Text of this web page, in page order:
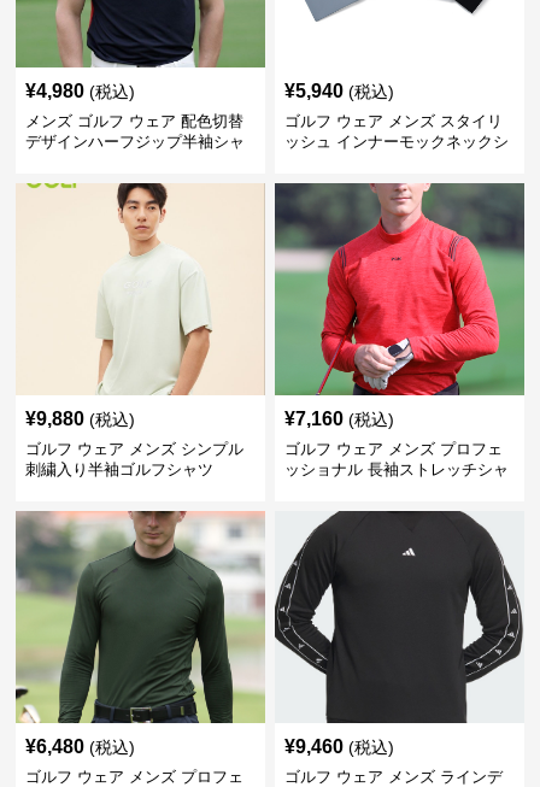
¥4,980 (税込)
メンズ ゴルフ ウェア 配色切替
デザインハーフジップ半袖シャ
¥5,940 (税込)
ゴルフ ウェア メンズ スタイリ
ッシュ インナーモックネックシ
¥9,880 (税込)
ゴルフ ウェア メンズ シンプル
刺繍入り半袖ゴルフシャツ
¥7,160 (税込)
ゴルフ ウェア メンズ プロフェ
ッショナル 長袖ストレッチシャ
¥6,480 (税込)
ゴルフ ウェア メンズ プロフェ
¥9,460 (税込)
ゴルフ ウェア メンズ ラインデ